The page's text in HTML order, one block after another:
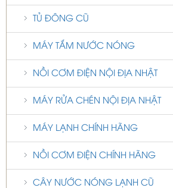
TỦ ĐÔNG CŨ
MÁY TẮM NƯỚC NÓNG
NỒI CƠM ĐIỆN NỘI ĐỊA NHẬT
MÁY RỬA CHÉN NỘI ĐỊA NHẬT
MÁY LẠNH CHÍNH HÃNG
NỒI CƠM ĐIỆN CHÍNH HÃNG
CÂY NƯỚC NÓNG LẠNH CŨ